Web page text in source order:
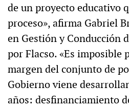
de un proyecto educativo
proceso», afirma Gabriel
en Gestión y Conducción
por Flacso. «Es imposible
margen del conjunto de
Gobierno viene
años: desfinanciamiento